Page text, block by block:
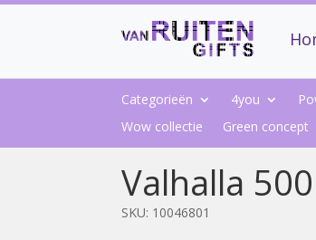
Categorieën 4you
Wow collectie
Green concept
Valhalla
SKU: 10046801